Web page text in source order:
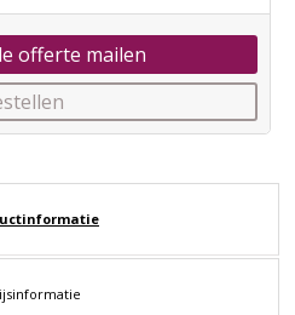
offerte mailen